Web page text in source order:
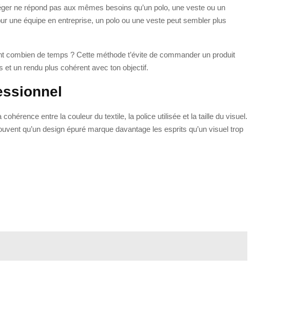
ne répond pas aux mêmes besoins qu’un polo, une veste ou un
une équipe en entreprise, un polo ou une veste peut sembler plus
de temps ? Cette méthode t’évite de commander un produit
et un rendu plus cohérent avec ton objectif.
entre la couleur du textile, la police utilisée et la taille du visuel.
qu’un design épuré marque davantage les esprits qu’un visuel trop